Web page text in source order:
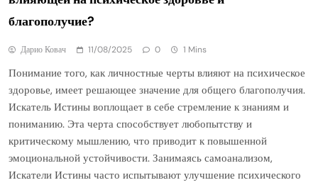
благополучие?
Дарио Ковач 11/08/2025 0 1 Mins
Понимание того, как личностные черты влияют на психическое
здоровье, имеет решающее значение для общего благополучия.
Искатель Истины воплощает в себе стремление к знаниям и
пониманию. Эта черта способствует любопытству и
критическому мышлению, что приводит к повышенной
эмоциональной устойчивости. Занимаясь самоанализом,
Искатели Истины часто испытывают улучшение психического